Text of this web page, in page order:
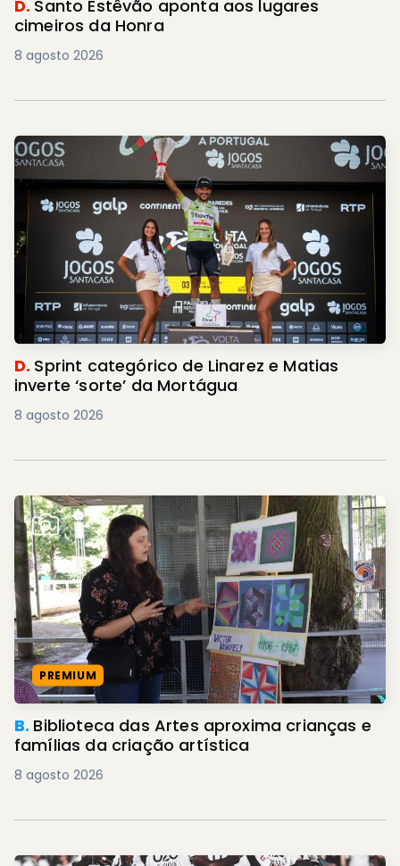
D. Santo Estêvão aponta aos lugares
cimeiros da Honra
8 agosto 2026
D. Sprint categórico de Linarez e Matias
inverte ‘sorte’ da Mortágua
8 agosto 2026
PREMIUM
B. Biblioteca das Artes aproxima crianças e
famílias da criação artística
8 agosto 2026